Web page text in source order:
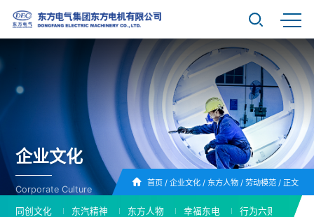
企业文化
Corporate Culture
首页/ 企业文化/ 东方人物/ 劳动模范/ 正文
同创文化 东汽精神 东方人物 幸福东电 行为六则